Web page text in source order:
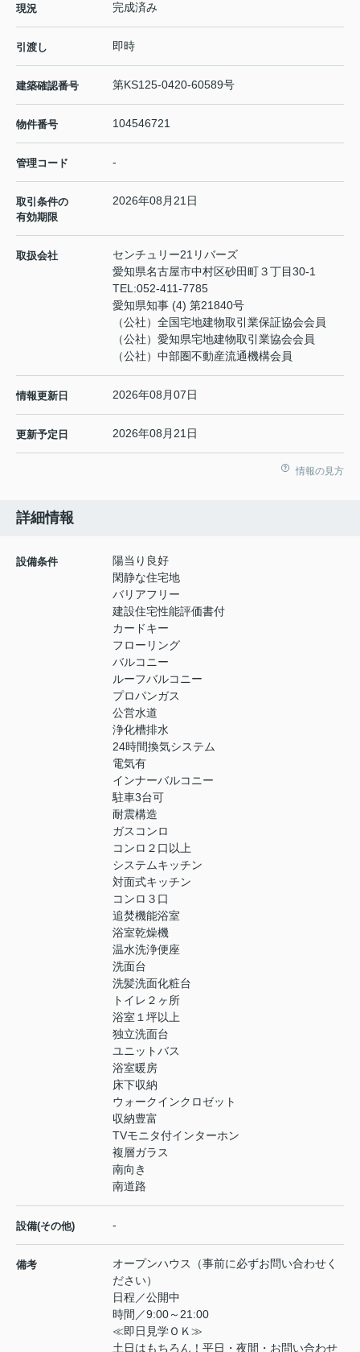
現況 完成済み
引渡し 即時
建築確認番号 第KS125-0420-60589号
物件番号 104546721
管理コード -
取引条件の
有効期限
2026年08月21日
取扱会社
センチュリー21リバーズ
愛知県名古屋市中村区砂田町３丁目30-1
TEL:052-411-7785
愛知県知事 (4) 第21840号
（公社）全国宅地建物取引業保証協会会員
（公社）愛知県宅地建物取引業協会会員
（公社）中部圏不動産流通機構会員
情報更新日 2026年08月07日
更新予定日 2026年08月21日
情報の見方
詳細情報
設備条件
陽当り良好
閑静な住宅地
バリアフリー
建設住宅性能評価書付
カードキー
フローリング
バルコニー
ルーフバルコニー
プロパンガス
公営水道
浄化槽排水
24時間換気システム
電気有
インナーバルコニー
駐車3台可
耐震構造
ガスコンロ
コンロ２口以上
システムキッチン
対面式キッチン
コンロ３口
追焚機能浴室
浴室乾燥機
温水洗浄便座
洗面台
洗髪洗面化粧台
トイレ２ヶ所
浴室１坪以上
独立洗面台
ユニットバス
浴室暖房
床下収納
ウォークインクロゼット
収納豊富
TVモニタ付インターホン
複層ガラス
南向き
南道路
設備(その他) -
備考
オープンハウス（事前に必ずお問い合わせく
ださい）
日程／公開中
時間／9:00～21:00
≪即日見学ＯＫ≫
土日はもちろん！平日・夜間・お問い合わせ